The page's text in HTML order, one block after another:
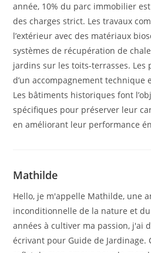
année, 10% du parc immobilier
des charges strict. Les travaux
l’extérieur avec des matériaux
systèmes de récupération de
jardins sur les toits-terrasses.
d’un accompagnement technique
Les bâtiments historiques font
spécifiques pour préserver leur
en améliorant leur performance
Mathilde
Hello, je m'appelle Mathilde, une
inconditionnelle de la nature et
années à cultiver ma passion, j'ai
écrivant pour Guide de Jardinage.